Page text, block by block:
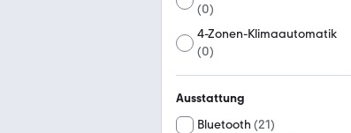
(0)
4-Zonen-Klimaautomatik
(0)
Ausstattung
Bluetooth (21)